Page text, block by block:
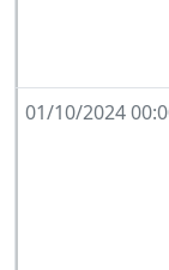
01/10/2024